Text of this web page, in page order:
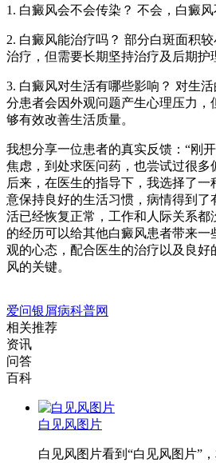
1. 白癜风会不会传染？ 不会，白癜风
2. 白癜风能治疗吗？ 部分白斑面积
治疗，但需要长期坚持治疗及后期护
3. 白癜风对生活有哪些影响？ 对生
分患者会因外观问题产生心理压力，
够有效改善生活质量。
我想分享一位患者的真实反馈：“刚
焦虑，到处求医问药，也尝试过很多
后来，在医生的指导下，我选择了一
意保持良好的生活习惯，病情得到了
活已经恢复正常，工作和人际关系都
的经历可以给其他白癜风患者带来一
观的心态，配合医生的治疗以及良好
风的关键。
爱问银屑病科普网
相关推荐
资讯
问答
百科
白见风图片
白见风图片看到“白见风图片”